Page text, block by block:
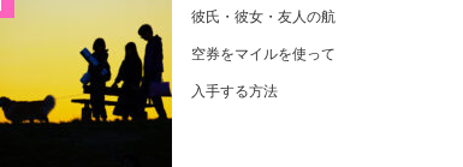
彼氏・彼女・友人の航
空券をマイルを使って
入手する方法